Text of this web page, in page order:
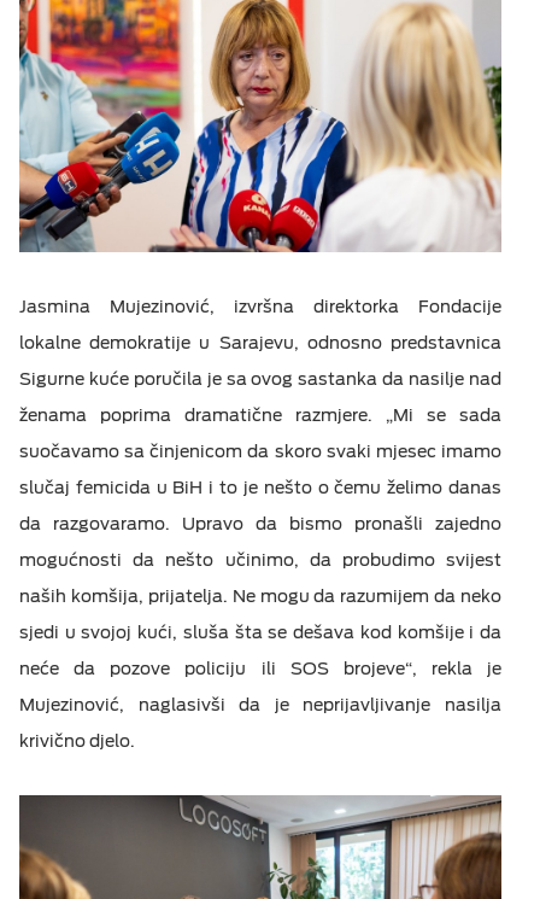
Jasmina Mujezinović, izvršna direktorka Fondacije
lokalne demokratije u Sarajevu, odnosno predstavnica
Sigurne kuće poručila je sa ovog sastanka da nasilje nad
ženama poprima dramatične razmjere. „Mi se sada
suočavamo sa činjenicom da skoro svaki mjesec imamo
slučaj femicida u BiH i to je nešto o čemu želimo danas
da razgovaramo. Upravo da bismo pronašli zajedno
mogućnosti da nešto učinimo, da probudimo svijest
naših komšija, prijatelja. Ne mogu da razumijem da neko
sjedi u svojoj kući, sluša šta se dešava kod komšije i da
neće da pozove policiju ili SOS brojeve“, rekla je
Mujezinović, naglasivši da je neprijavljivanje nasilja
krivično djelo.